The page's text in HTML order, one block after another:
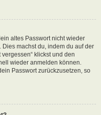
altes Passwort nicht wieder
machst du, indem du auf der
klickst und den
wieder anmelden können.
Passwort zurückzusetzen, so